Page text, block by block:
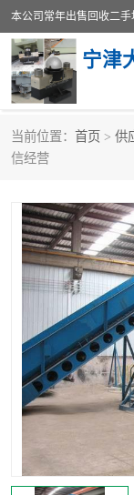
宁津
当前位置： 首页 > 供
信经营
地磅
地磅传感器
烘干机
装载机电子秤
半自动输送机
冷却塔
塑料撕碎机